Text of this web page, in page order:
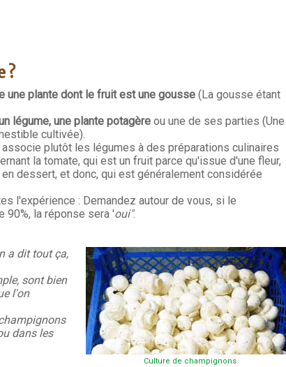
?
une plante dont le fruit est une gousse(La gousse étant
légume, une plante potagèreou une de ses parties (Une
cultivée).
associe plutôt les légumes à des préparations culinaires
la tomate, qui est un fruit parce qu'issue d'une fleur,
dessert, et donc, qui est généralement considérée
l'expérience : Demandez autour de vous, si le
90%, la réponse sera 'oui".
Culture de champignons
a dit tout ça,
sont bien
l'on
dans les